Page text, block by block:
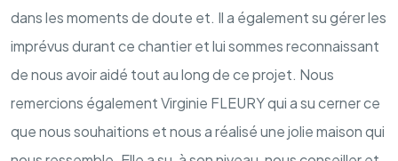
dans les moments de doute et. Il a également su gérer les
imprévus durant ce chantier et lui sommes reconnaissant
de nous avoir aidé tout au long de ce projet. Nous
remercions également Virginie FLEURY qui a su cerner ce
que nous souhaitions et nous a réalisé une jolie maison qui